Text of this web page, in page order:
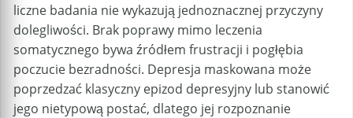
liczne badania nie wykazują jednoznacznej przyczyny
dolegliwości. Brak poprawy mimo leczenia
somatycznego bywa źródłem frustracji i pogłębia
poczucie bezradności. Depresja maskowana może
poprzedzać klasyczny epizod depresyjny lub stanowić
jego nietypową postać, dlatego jej rozpoznanie